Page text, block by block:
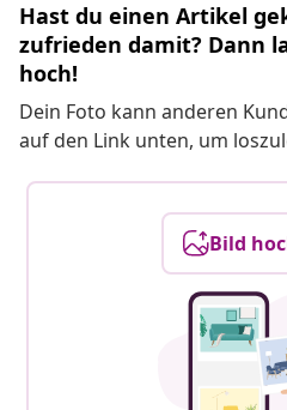
Hast du einen Artikel
zufrieden damit? Dann
hoch!
Dein Foto kann anderen
auf den Link unten, um
Bild